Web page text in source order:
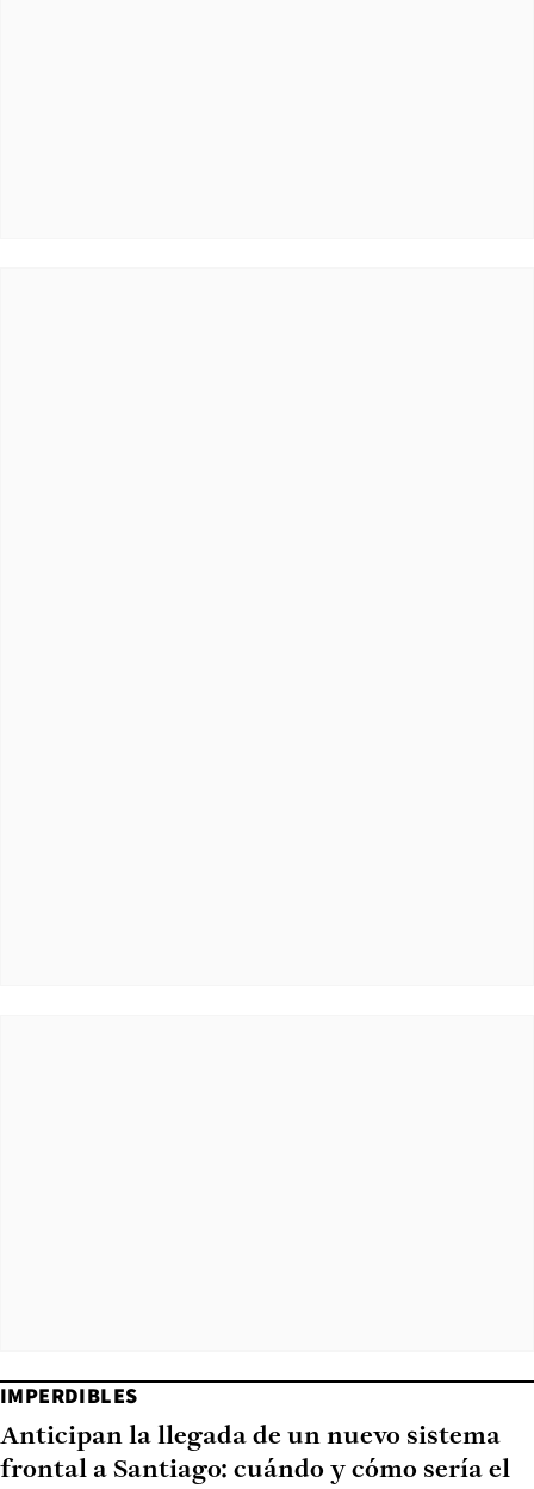
IMPERDIBLES
Anticipan la llegada de un nuevo sistema
frontal a Santiago: cuándo y cómo sería el